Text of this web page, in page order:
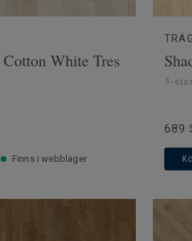
Cotton White Tres
Finns i webblager
3-
689